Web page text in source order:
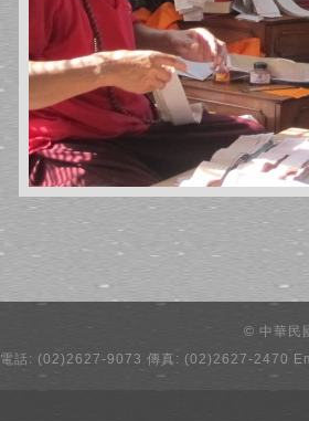
© 中華民
電話: (02)2627-9073 傳真: (02)2627-2470